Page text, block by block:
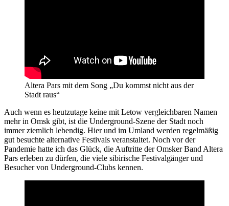
Altera Pars mit dem Song „Du kommst nicht aus der
Stadt raus“
Auch wenn es heutzutage keine mit Letow vergleichbaren Namen
mehr in Omsk gibt, ist die Underground-Szene der Stadt noch
immer ziemlich lebendig. Hier und im Umland werden regelmäßig
gut besuchte alternative Festivals veranstaltet. Noch vor der
Pandemie hatte ich das Glück, die Auftritte der Omsker Band Altera
Pars erleben zu dürfen, die viele sibirische Festivalgänger und
Besucher von Underground-Clubs kennen.